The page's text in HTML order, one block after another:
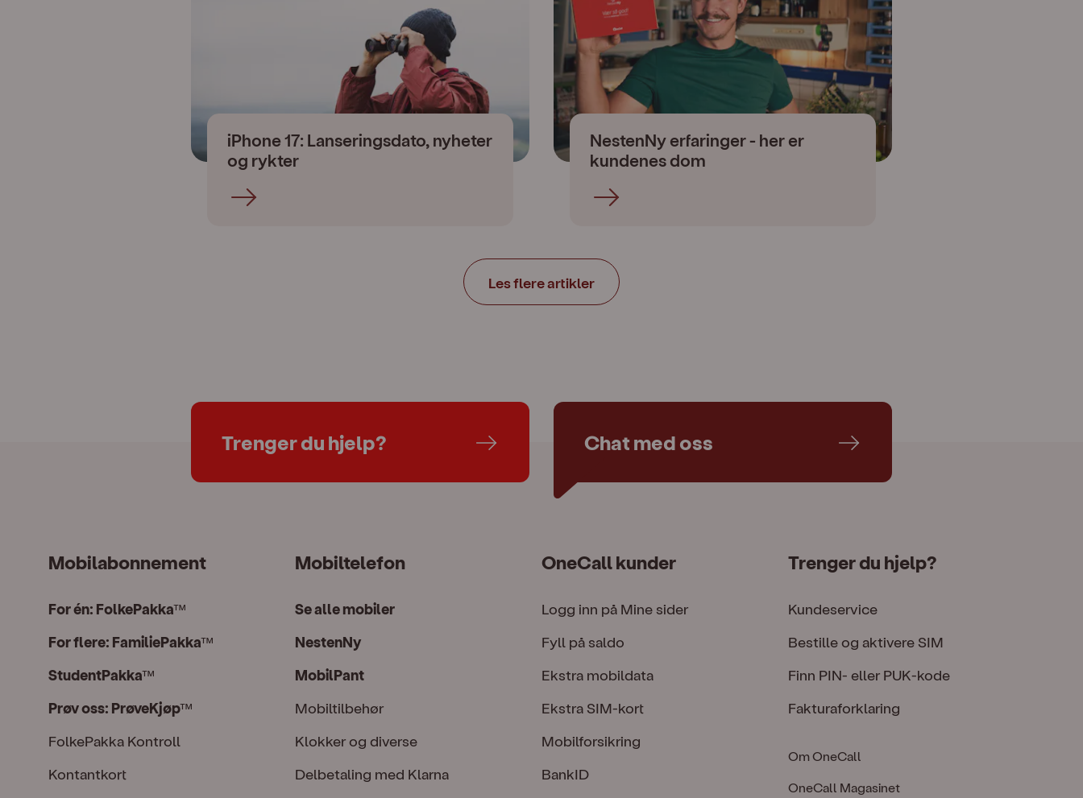
iPhone 17: Lanseringsdato, nyheter
og rykter
NestenNy erfaringer - her er
kundenes dom
Les flere artikler
Trenger du hjelp? Chat med oss
Mobilabonnement
For én: FolkePakka™
For flere: FamiliePakka™
StudentPakka™
Prøv oss: PrøveKjøp™
FolkePakka Kontroll
Kontantkort
Mobiltelefon
Se alle mobiler
NestenNy
MobilPant
Mobiltilbehør
Klokker og diverse
Delbetaling med Klarna
OneCall kunder
Logg inn på Mine sider
Fyll på saldo
Ekstra mobildata
Ekstra SIM-kort
Mobilforsikring
BankID
Trenger du hjelp?
Kundeservice
Bestille og aktivere SIM
Finn PIN- eller PUK-kode
Fakturaforklaring
Om OneCall
OneCall Magasinet